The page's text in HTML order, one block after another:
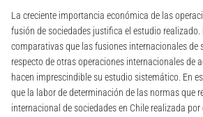
La creciente importancia económica de las
fusión de sociedades justifica el estudio
comparativas que las fusiones internacionales de
respecto de otras operaciones internacionales de
hacen imprescindible su estudio sistemático. En
que la labor de determinación de las normas que
internacional de sociedades en Chile realizada por